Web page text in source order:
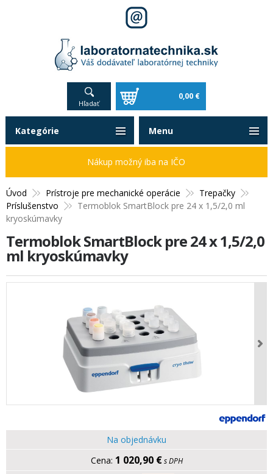
Hľadať
0,00 €
Úvod Prístroje pre mechanické operácie
Trepačky
Príslušenstvo
Termoblok SmartBlock pre 24 x 1,5/2,0 ml
kryoskúmavky
Termoblok SmartBlock pre 24 x 1,5/2,0
ml kryoskúmavky
Na objednávku
1 020,90 € s DPH
Kategórie
Nákup možný iba na IČO
Menu